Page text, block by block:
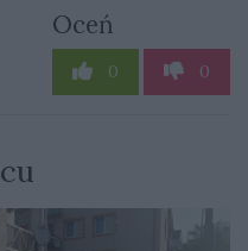
Oceń
0 0